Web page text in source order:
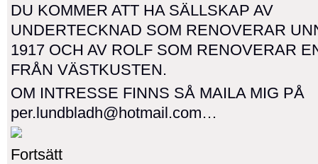
DU KOMMER ATT HA SÄLLSKAP AV
UNDERTECKNAD SOM RENOVERAR
1917 OCH AV ROLF SOM RENOVERAR
FRÅN VÄSTKUSTEN.
OM INTRESSE FINNS SÅ MAILA MIG PÅ
per.lundbladh@hotmail.com…
Fortsätt